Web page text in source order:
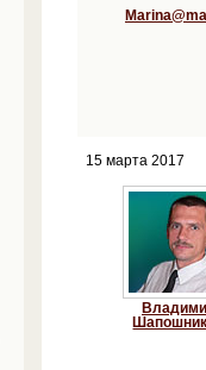
15 марта 2017